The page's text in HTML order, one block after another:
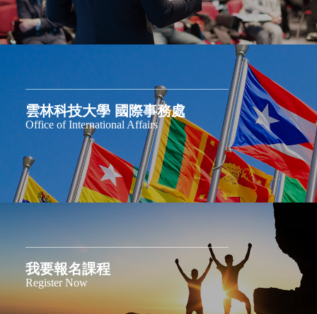
雲林科技大學 國際事務處
Office of International Affairs
我要報名課程
Register Now